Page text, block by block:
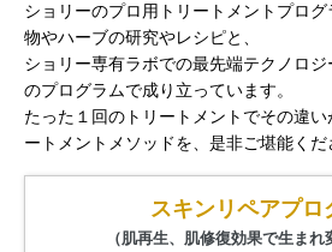
FOR BEAUTY SALONS
サロン
トの皆様へ
ショリーのプロ用トリートメントプロ
物やハーブの研究やレシピと、
ショリー専有ラボでの最先端テクノロ
のプログラムで成り立っています。
たった１回のトリートメントでその違
ートメントメソッドを、是非ご堪能くだ
スキンリペアプロ
（肌再生、肌修復効果で生まれ